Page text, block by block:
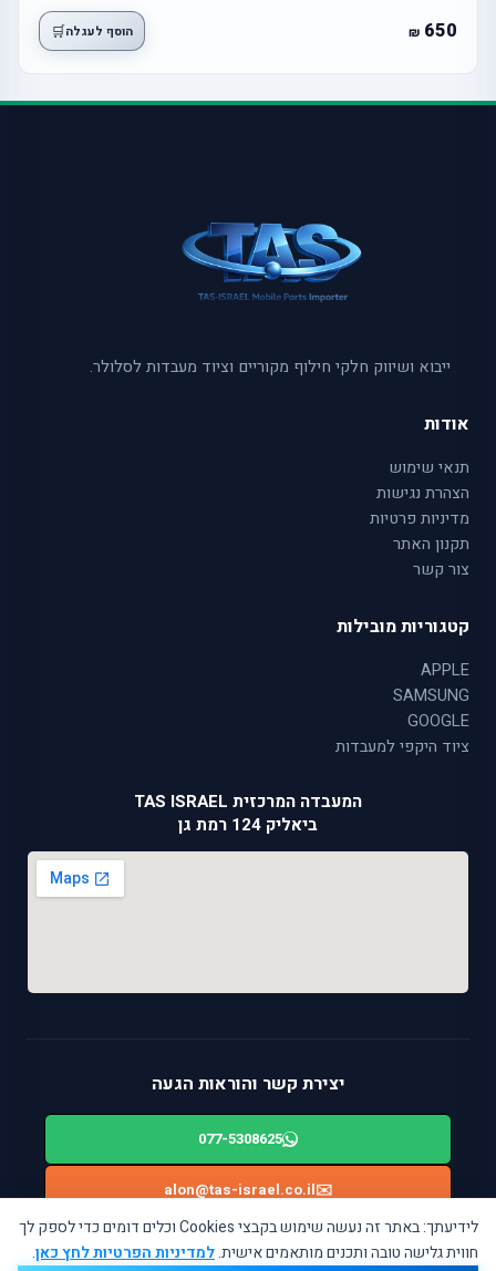
לידיעתך: באתר זה נעשה שימוש בקבצי Cookies וכלים דומים כדי לספק לך
חווית גלישה טובה ותכנים מותאמים אישית.למדיניות הפרטיות לחץ כאן.
650 הוסף לעגלה🛒
ייבוא ושיווק חלקי חילוף מקוריים וציוד מעבדות לסלולר.
אודות
תנאי שימוש
הצהרת נגישות
מדיניות פרטיות
תקנון האתר
צור קשר
קטגוריות מובילות
APPLE
SAMSUNG
GOOGLE
ציוד היקפי למעבדות
המעבדה המרכזית TAS ISRAEL
ביאליק 124 רמת גן
יצירת קשר והוראות הגעה
077-5308625
✉️
alon@tas-israel.co.il